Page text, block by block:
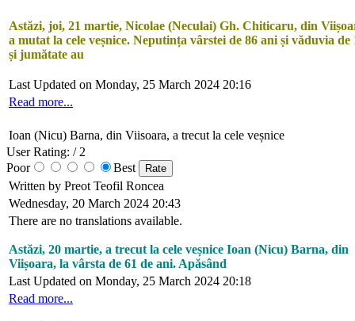
Astăzi, joi, 21 martie, Nicolae (Neculai) Gh. Chiticaru, din
a mutat la cele veșnice. Neputința vârstei de 86 ani și văduvia de
și jumătate au
Last Updated on Monday, 25 March 2024 20:16
Read more...
Ioan (Nicu) Barna, din Viisoara, a trecut la cele veșnice
User Rating: / 2
Poor
Best
Written by Preot Teofil Roncea
Wednesday, 20 March 2024 20:43
There are no translations available.
Astăzi, 20 martie, a trecut la cele veșnice Ioan (Nicu) Barna, din
Viișoara, la vârsta de 61 de ani. Apăsând
Last Updated on Monday, 25 March 2024 20:18
Read more...